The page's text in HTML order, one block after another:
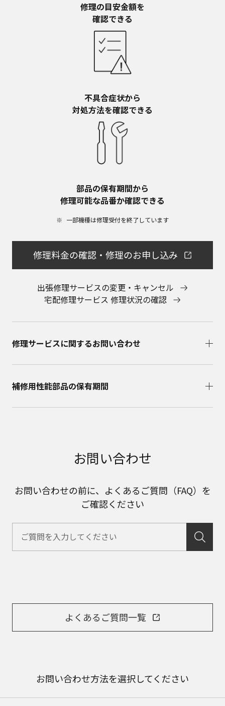
修理の目安金額を​
確認できる
不具合症状から​
対処方法を確認できる
部品の保有期間から​
修理可能な品番か確認できる
一部機種は修理受付を終了しています​
修理料金の確認・修理のお申し込み
出張修理サービスの変更・キャンセル
宅配修理サービス 修理状況の確認
修理サービスに関するお問い合わせ​
補修用性能部品の保有期間​
お問い合わせ
お問い合わせの前に、よくあるご質問（FAQ）を
ご確認ください
よくあるご質問一覧
お問い合わせ方法を選択してください